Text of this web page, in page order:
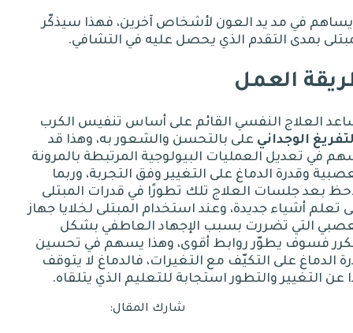
يساهم في مد يد العون لأشخاص آخرين، فهذا سيذكّر
بمدى التقدم الذي يحصل عليه في التشافي.
العمل
العلاج النفسي القائم على أساس تنفيس الكرب
الوجداني على بالتحسن والشعور به، وهذا قد
في تعديل العمليات البيولوجية المرتبطة بالمرونة
وقدرة الدماغ على التغيير وفق التجربة، وربما
بعد جلسات العلاج تلك تطورًا في قدرات المبتلى
تعلم أشياء جديدة، وعند استخدام المبتلى لخلايا جهاز
التي تضررت بسبب الإجهاد العاطفي بشكل
فسوف يطوّر روابط أقوى، وهذا يسهم في تحسين
الدماغ على التكيّف مع التغيرات، فالدماغ لا يتوقف
عن التغيير والتطور استجابة للتعليم الذي يتلقاه.
شارك المقال: